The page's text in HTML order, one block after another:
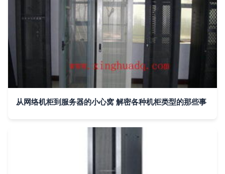
从网络机柜到服务器的小心窝 解密各种机柜类型的那些事